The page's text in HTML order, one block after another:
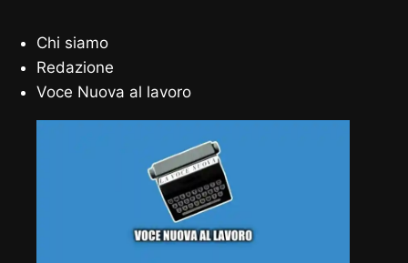
Chi siamo
Redazione
Voce Nuova al lavoro